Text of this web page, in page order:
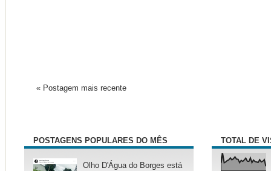
« Postagem mais recente
POSTAGENS POPULARES DO MÊS
Olho D'Água do Borges está
TOTAL DE